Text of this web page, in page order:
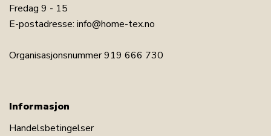
Fredag 9 - 15
E-postadresse: info@home-tex.no
Organisasjonsnummer 919 666 730
Informasjon
Handelsbetingelser